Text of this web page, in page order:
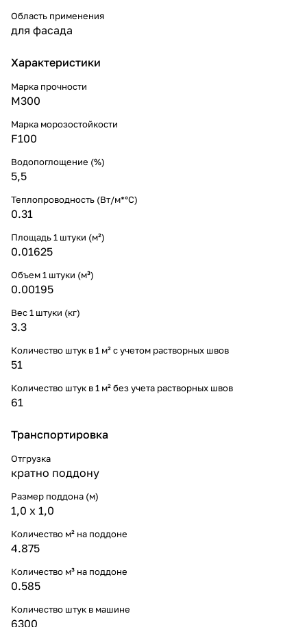
Область применения
для фасада
Характеристики
Марка прочности
М300
Марка морозостойкости
F100
Водопоглощение (%)
5,5
Теплопроводность (Вт/м*°С)
0.31
Площадь 1 штуки (м²)
0.01625
Объем 1 штуки (м³)
0.00195
Вес 1 штуки (кг)
3.3
Количество штук в 1 м² с учетом растворных швов
51
Количество штук в 1 м² без учета растворных швов
61
Транспортировка
Отгрузка
кратно поддону
Размер поддона (м)
1,0 х 1,0
Количество м² на поддоне
4.875
Количество м³ на поддоне
0.585
Количество штук в машине
6300